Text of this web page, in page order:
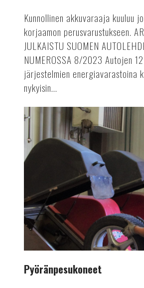
Kunnollinen akkuvaraaja kuuluu
korjaamon perusvarustukseen.
JULKAISTU SUOMEN
NUMEROSSA 8/2023 Autojen
järjestelmien energiavarastoina
nykyisin...
Pyöränpesukoneet
Pyöränpesukoneet